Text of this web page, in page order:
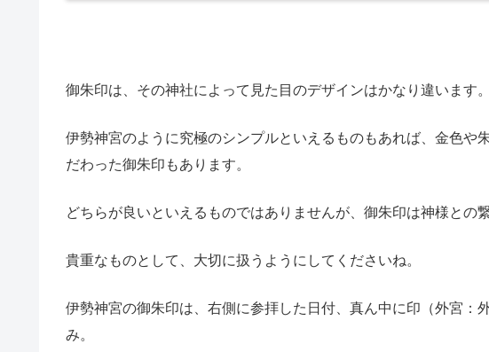
御朱印は、その神社によって見た目のデザインはかなり違います。
伊勢神宮のように究極のシンプルといえるものもあれば、金色や
だわった御朱印もあります。
どちらが良いといえるものではありませんが、御朱印は神様との
貴重なものとして、大切に扱うようにしてくださいね。
伊勢神宮の御朱印は、右側に参拝した日付、真ん中に印（外宮：
み。